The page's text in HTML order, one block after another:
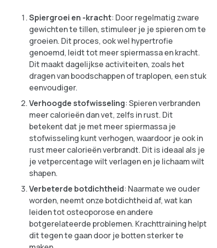
Spiergroei en -kracht: Door regelmatig zware
gewichten te tillen, stimuleer je je spieren om te
groeien. Dit proces, ook wel hypertrofie
genoemd, leidt tot meer spiermassa en kracht.
Dit maakt dagelijkse activiteiten, zoals het
dragen van boodschappen of traplopen, een stuk
eenvoudiger.
Verhoogde stofwisseling: Spieren verbranden
meer calorieën dan vet, zelfs in rust. Dit
betekent dat je met meer spiermassa je
stofwisseling kunt verhogen, waardoor je ook in
rust meer calorieën verbrandt. Dit is ideaal als je
je vetpercentage wilt verlagen en je lichaam wilt
shapen.
Verbeterde botdichtheid: Naarmate we ouder
worden, neemt onze botdichtheid af, wat kan
leiden tot osteoporose en andere
botgerelateerde problemen. Krachttraining helpt
dit tegen te gaan door je botten sterker te